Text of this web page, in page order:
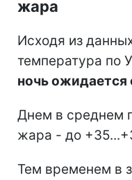
жара
Исходя из
температура по
ночь
Днем в среднем
жара - до
Тем временем в